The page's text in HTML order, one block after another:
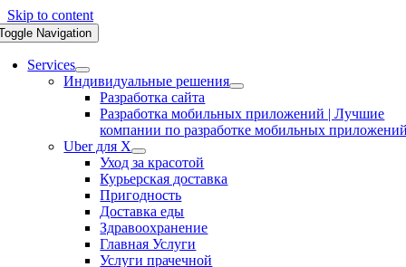
Skip to content
Navigation
Services
Индивидуальные решения
Разработка сайта
Разработка мобильных приложений | Лучшие
компании по разработке мобильных
Uber для X
Уход за красотой
Курьерская доставка
Пригодность
Доставка еды
Здравоохранение
Главная Услуги
Услуги прачечной